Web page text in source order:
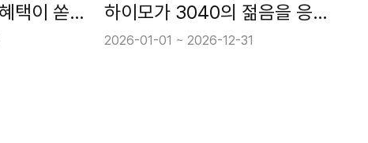
비 오는 날 하이모에 혜택이 쏟아지네! 하이모가 3040의 젊음을 응원합니다!
2026-01-01 ~ 2026-12-31